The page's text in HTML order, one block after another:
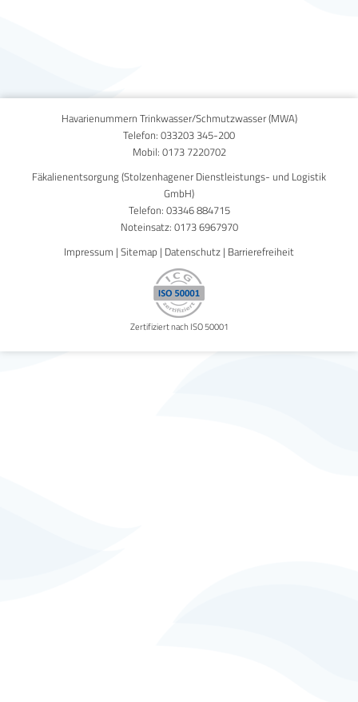
Published on10. März 2014
Havarienummern Trinkwasser/Schmutzwasser (MWA)
Telefon: 033203 345-200
Mobil: 0173 7220702
Fäkalienentsorgung (Stolzenhagener Dienstleistungs- und Logistik
GmbH)
Telefon: 03346 884715
Noteinsatz: 0173 6967970
Impressum | Sitemap | Datenschutz | Barrierefreiheit
Zertifiziert nach ISO 50001